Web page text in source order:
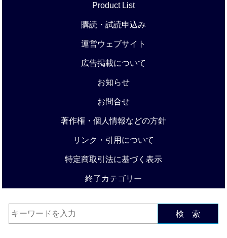
Product List
購読・試読申込み
運営ウェブサイト
広告掲載について
お知らせ
お問合せ
著作権・個人情報などの方針
リンク・引用について
特定商取引法に基づく表示
終了カテゴリー
検 索